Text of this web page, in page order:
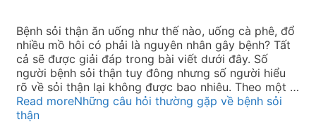
Bệnh sỏi thận ăn uống như thế nào, uống cà phê, đổ
nhiều mồ hôi có phải là nguyên nhân gây bệnh? Tất
cả sẽ được giải đáp trong bài viết dưới đây. Số
người bệnh sỏi thận tuy đông nhưng số người hiểu
rõ về sỏi thận lại không được bao nhiêu. Theo một …
Read moreNhững câu hỏi thường gặp về bệnh sỏi
thận